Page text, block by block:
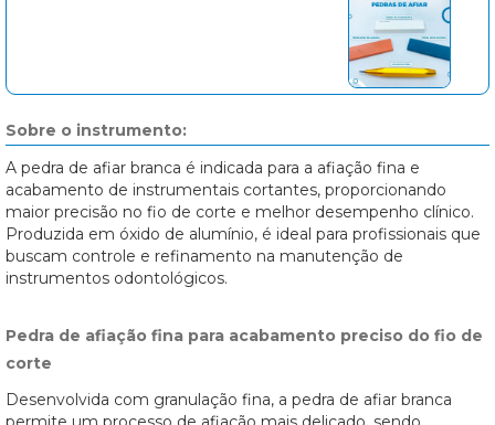
Sobre o instrumento:
A pedra de afiar branca é indicada para a afiação fina e
acabamento de instrumentais cortantes, proporcionando
maior precisão no fio de corte e melhor desempenho clínico.
Produzida em óxido de alumínio, é ideal para profissionais que
buscam controle e refinamento na manutenção de
instrumentos odontológicos.
Pedra de afiação fina para acabamento preciso do fio de
corte
Desenvolvida com granulação fina, a pedra de afiar branca